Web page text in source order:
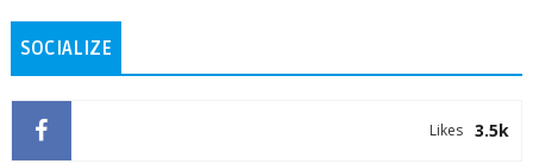
SOCIALIZE
3.5k
Likes